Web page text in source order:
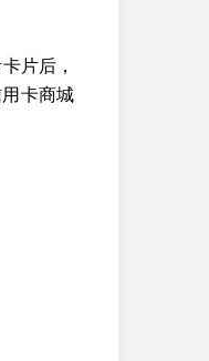
片后，
卡商城